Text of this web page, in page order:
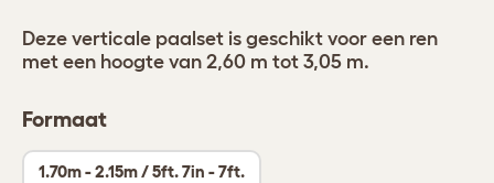
Formaat
1.70m - 2.15m / 5ft. 7in - 7ft.
Deze verticale paalset is geschikt voor een ren
met een hoogte van 2,60 m tot 3,05 m.